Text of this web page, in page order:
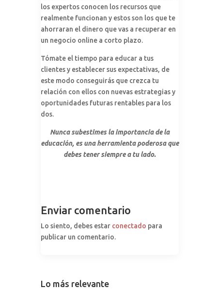
los expertos conocen los recursos que
realmente funcionan y estos son los que te
ahorraran el dinero que vas a recuperar en
un negocio online a corto plazo.
Tómate el tiempo para educar a tus
clientes y establecer sus expectativas, de
este modo conseguirás que crezca tu
relación con ellos con nuevas estrategias y
oportunidades futuras rentables para los
dos.
Nunca subestimes la importancia de la
educación, es una herramienta poderosa que
debes tener siempre a tu lado.
Enviar comentario
Lo siento, debes estar conectado para
publicar un comentario.
Lo más relevante